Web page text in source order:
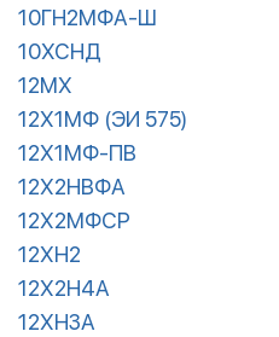
10ГН2МФА-Ш
10ХСНД
12МХ
12Х1МФ (ЭИ 575)
12Х1МФ-ПВ
12Х2НВФА
12Х2МФСР
12ХН2
12Х2Н4А
12ХН3А